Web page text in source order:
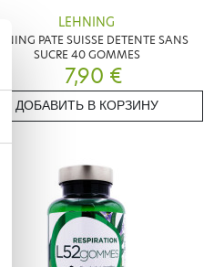
LEHNING
PATE SUISSE DETENTE SANS
SUCRE 40 GOMMES
7,90 €
ДОБАВИТЬ В КОРЗИНУ